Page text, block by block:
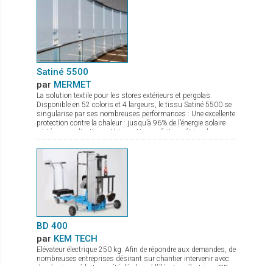
Satiné 5500
par MERMET
La solution textile pour les stores extérieurs et pergolas.
Disponible en 52 coloris et 4 largeurs, le tissu Satiné 5500 se
singularise par ses nombreuses performances : Une excellente
protection contre la chaleur : jusqu’à 96% de l’énergie solaire
rejetée en application extérieure. Une parfaite maîtrise de
l’éblouissement due à son tissage en diagonale. Une très
bonne transparence pour une vision nette vers l’extérieur et un
maintien de la lumière naturelle entrante. Sa parfaite adéquation
aux stores ZIP grâce notamment à son excellente stabilité
dimensionnelle, permet au tissu Satiné 5500 d’offrir une
solution durable, esthétique et efficace. Il existe également une
version totalement occultante, le Satiné 21154, pour une
parfaite harmonie des façades.
BD 400
par KEM TECH
Elévateur électrique 250 kg. Afin de répondre aux demandes, de
nombreuses entreprises désirant sur chantier intervenir avec